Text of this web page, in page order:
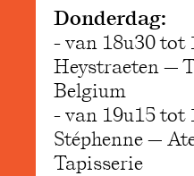
Donderdag:
- van 18u30 tot
Heystraeten —
Belgium
- van 19u15 tot
Stéphenne —
Tapisserie